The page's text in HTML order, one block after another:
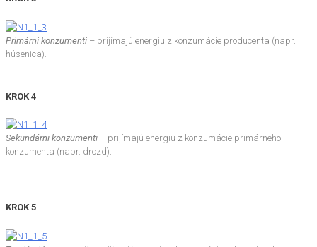
Primárni konzumenti – prijímajú energiu z konzumácie producenta (napr.
húsenica).
KROK 4
Sekundárni konzumenti – prijímajú energiu z konzumácie primárneho
konzumenta (napr. drozd).
KROK 5